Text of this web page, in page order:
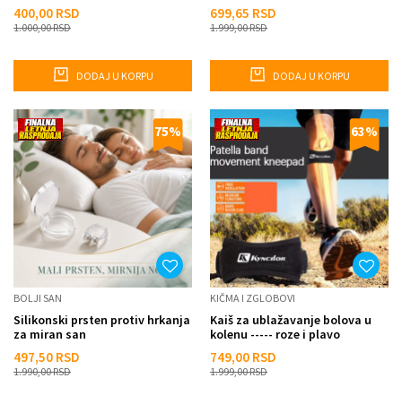
400,00 RSD
1.000,00RSD
DODAJ U KORPU
699,65 RSD
1.999,00RSD
DODAJ U KORPU
75%
BOLJI SAN
Silikonski prsten protiv hrkanja
za miran san
497,50 RSD
1.990,00RSD
63%
KIČMA I ZGLOBOVI
Kaiš za ublažavanje bolova u
kolenu ----- roze i plavo
749,00 RSD
1.999,00RSD